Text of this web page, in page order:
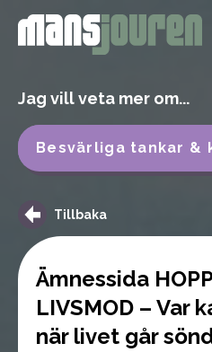
Jag vill veta mer om...
Besvärliga tankar &
Tillbaka
Ämnessida
LIVSMOD – Var
när livet går